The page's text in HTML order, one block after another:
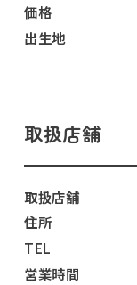
価格
出生地
取扱店舗
取扱店舗
住所
TEL
営業時間